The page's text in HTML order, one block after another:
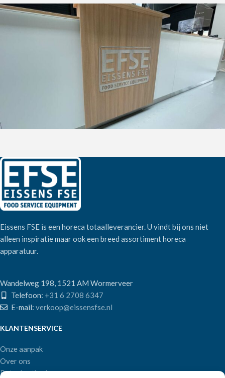
Eissens FSE is een horeca totaalleverancier. U vindt bij ons niet
alleen inspiratie maar ook een breed assortiment horeca
apparatuur.
Wandelweg 198, 1521 AM Wormerveer
Telefoon: +31 6 2708 6347
E-mail: verkoop@eissensfse.nl
KLANTENSERVICE
Onze aanpak
Over ons
Betaalmethoden